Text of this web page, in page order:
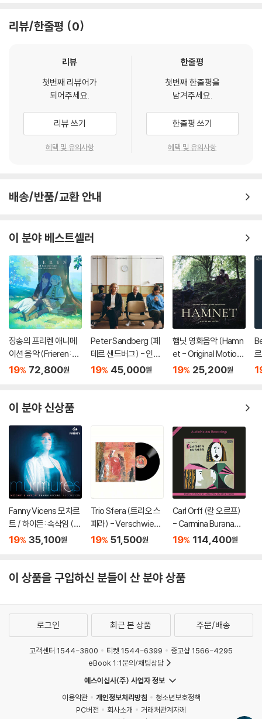
리뷰/한줄평 0
리뷰
첫번째 리뷰어가
되어주세요.
리뷰 쓰기
혜택 및 유의사항
한줄평
첫번째 한줄평을
남겨주세요.
한줄평 쓰기
혜택 및 유의사항
배송/반품/교환 안내
이 분야 베스트셀러
장송의 프리렌 애니메
이션 음악 (Frieren: B
eyond Journey's En
러 2LP]
19% 72,800원
Peter Sandberg (페
테르 샌드버그) - 인간
의 일시적 공존 (Temp
19% 45,000원
햄닛 영화음악 (Hamn
et - Original Motion
Picture Soundtrack
19% 25,200원
이 분야 신상품
Fanny Vicens 모차르
트 / 하이든: 속삭임 (M
ozart / Haydn: Murm
19% 35,100원
Trio Sfera (트리오 스
페라) - Verschwiege
ne Lieder [LP]
19% 51,500원
Carl Orff (칼 오르프)
- Carmina Burana
[크리스탈 컬러 LP]
19% 114,400원
이 상품을 구입하신 분들이 산 분야 상품
로그인 최근 본 상품 주문/배송
고객센터 1544-3800 티켓 1544-6399
중고샵 1566-4295
eBook 1:1문의/채팅상담
예스이십사(주) 사업자 정보
이용약관
개인정보처리방침
청소년보호정책
PC버전
회사소개
거래처관계자께